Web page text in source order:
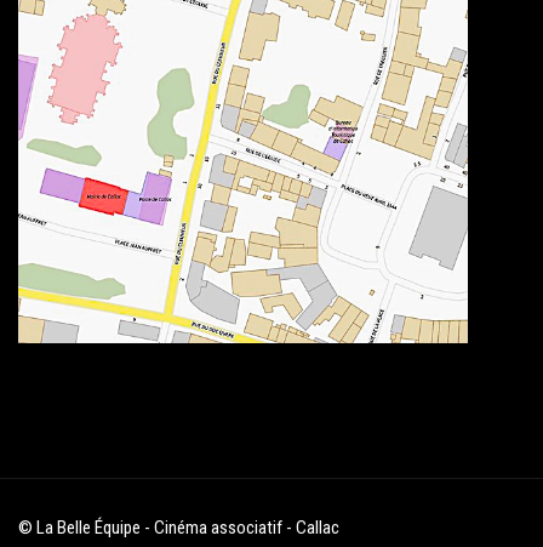
© La Belle Équipe - Cinéma associatif - Callac